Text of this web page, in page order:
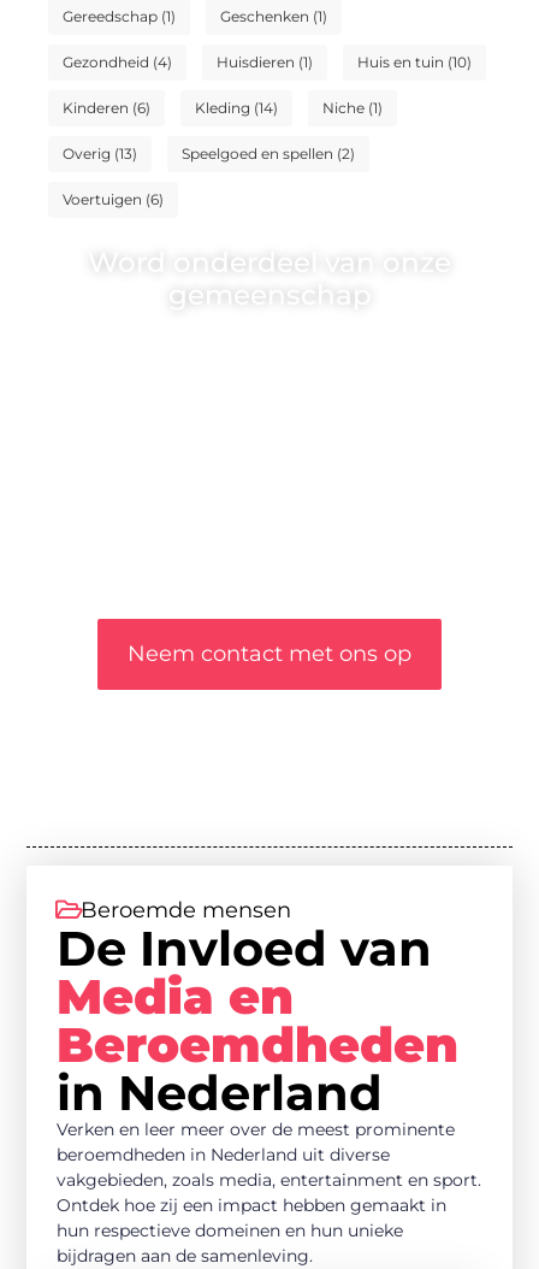
Gereedschap(1) Geschenken (1)
Gezondheid (4) Huisdieren (1) Huis en tuin (10)
Kinderen (6) Kleding (14) Niche(1)
Overig (13) Speelgoed en spellen (2)
Voertuigen (6)
Word onderdeel van onze
gemeenschap
Neem contact met ons op
Beroemde mensen
De Invloed van
Media en
Beroemdheden
in Nederland
Verken en leer meer over de meest prominente
beroemdheden in Nederland uit diverse
vakgebieden, zoals media, entertainment en sport.
Ontdek hoe zij een impact hebben gemaakt in
hun respectieve domeinen en hun unieke
bijdragen aan de samenleving.